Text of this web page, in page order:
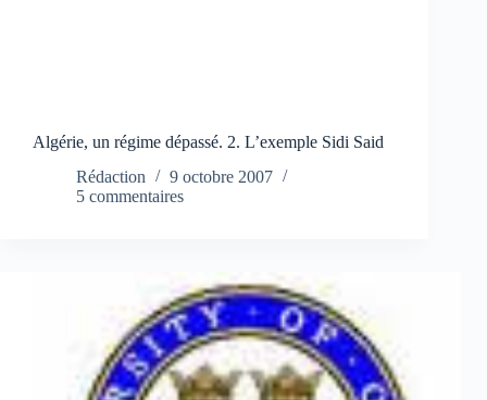
Algérie, un régime dépassé. 2. L’exemple Sidi Said
Rédaction
9 octobre 2007
5 commentaires